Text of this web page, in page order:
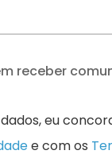
receber
eu
e com os